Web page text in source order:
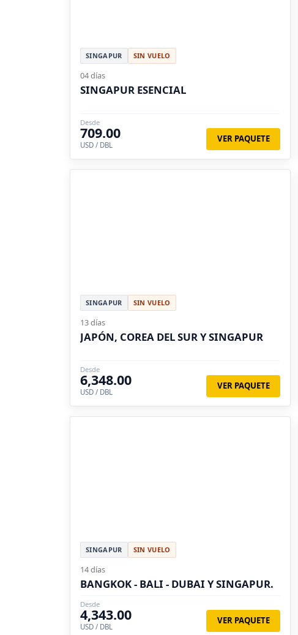
SINGAPUR SIN VUELO
04 días
SINGAPUR ESENCIAL
Desde
709.00
USD / DBL
VER PAQUETE
SINGAPUR SIN VUELO
13 días
JAPÓN, COREA DEL SUR Y SINGAPUR
Desde
6,348.00
USD / DBL
VER PAQUETE
SINGAPUR SIN VUELO
14 días
BANGKOK - BALI - DUBAI Y SINGAPUR.
Desde
4,343.00
USD / DBL
VER PAQUETE